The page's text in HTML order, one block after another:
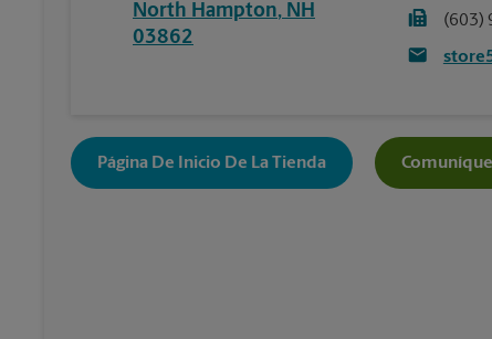
North Hampton, NH
03862
(603)
Página De Inicio De La Tienda